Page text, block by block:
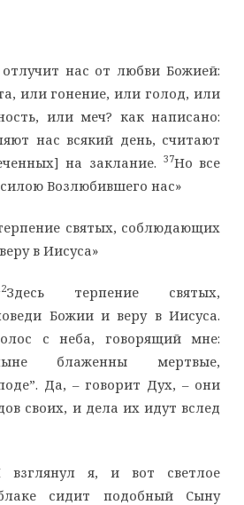
нас от любви Божией:
или гонение, или голод, или
или меч? как написано:
нас всякий день, считают
на заклание. 37Но все
Возлюбившего нас»
святых, соблюдающих
в Иисуса»
Здесь терпение святых,
Божии и веру в Иисуса.
с неба, говорящий мне:
блаженны мертвые,
Да, – говорит Дух, – они
своих, и дела их идут вслед
взглянул я, и вот светлое
сидит подобный Сыну